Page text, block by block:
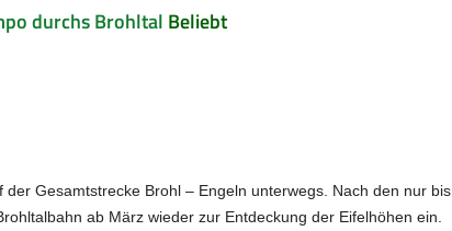
durchs Brohltal Beliebt
Gesamtstrecke Brohl – Engeln unterwegs. Nach den nur bis
ab März wieder zur Entdeckung der Eifelhöhen ein.